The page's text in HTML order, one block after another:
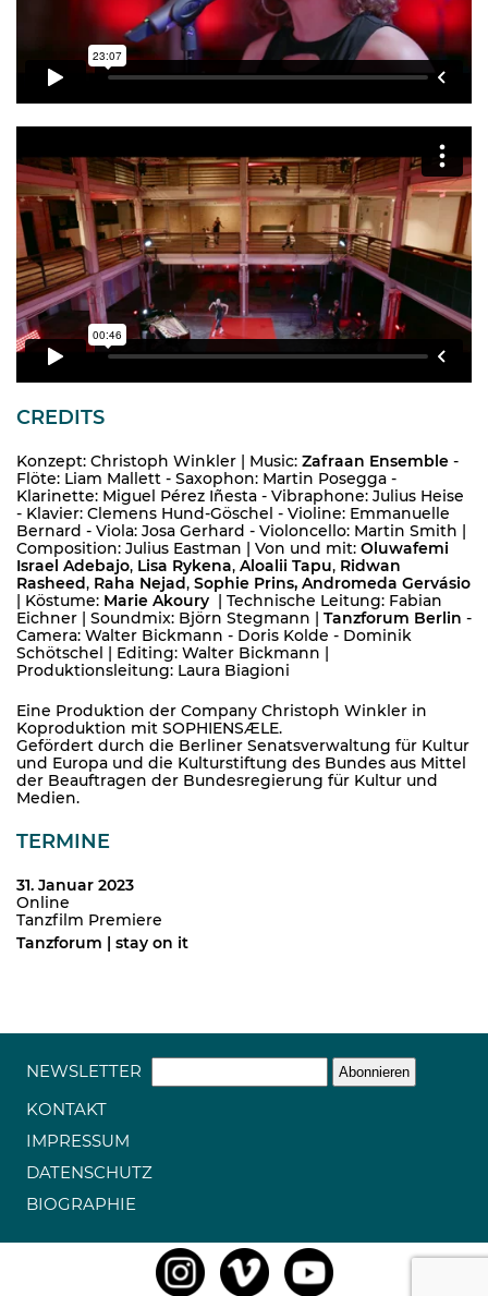
CREDITS
Konzept: Christoph Winkler | Music: Zafraan Ensemble -
Flöte: Liam Mallett - Saxophon: Martin Posegga -
Klarinette: Miguel Pérez Iñesta - Vibraphone: Julius Heise
- Klavier: Clemens Hund-Göschel - Violine: Emmanuelle
Bernard - Viola: Josa Gerhard - Violoncello: Martin Smith |
Composition: Julius Eastman | Von und mit: Oluwafemi
Israel Adebajo, Lisa Rykena, Aloalii Tapu, Ridwan
Rasheed, Raha Nejad, Sophie Prins, Andromeda Gervásio
| Köstume: Marie Akoury | Technische Leitung: Fabian
Eichner | Soundmix: Björn Stegmann | Tanzforum Berlin -
Camera: Walter Bickmann - Doris Kolde - Dominik
Schötschel | Editing: Walter Bickmann |
Produktionsleitung: Laura Biagioni
Eine Produktion der Company Christoph Winkler in
Koproduktion mit SOPHIENSÆLE.
Gefördert durch die Berliner Senatsverwaltung für Kultur
und Europa und die Kulturstiftung des Bundes aus Mittel
der Beauftragen der Bundesregierung für Kultur und
Medien.
TERMINE
31. Januar 2023
Online
Tanzfilm Premiere
Tanzforum | stay on it
NEWSLETTER
KONTAKT
IMPRESSUM
DATENSCHUTZ
BIOGRAPHIE